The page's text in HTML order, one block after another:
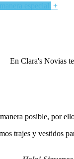
+
En Clara's Novias
posible, por
trajes y vestidos